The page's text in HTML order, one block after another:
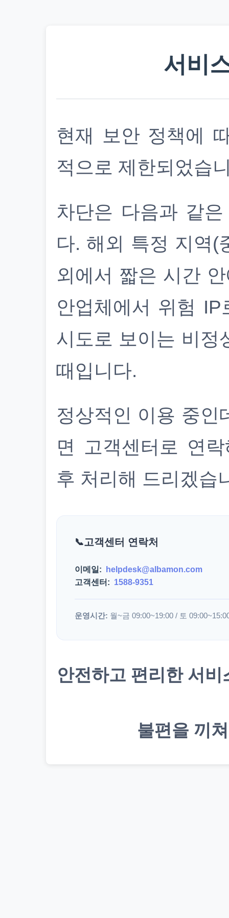
서비
현재 보안 정책에
적으로 제한되었습
차단은 다음과 같
다. 해외 특정 지역(
외에서 짧은 시간
안업체에서 위험
시도로 보이는 비정
때입니다.
정상적인 이용 중인
면 고객센터로 연
후 처리해 드리겠습
고객센터 연락처
이메일:
helpdesk@albamon.com
고객센터: 1588-9351
운영시간: 월~금 09:00~19:00 / 토
안전하고 편리한 서
불편을 끼